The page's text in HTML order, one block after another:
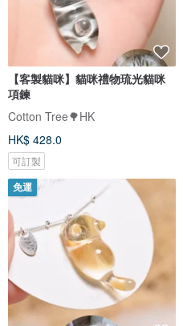
【客製貓咪】貓咪禮物琉光貓咪
項鍊
Cotton Tree🌳HK
HK$ 428.0
可訂製
免運